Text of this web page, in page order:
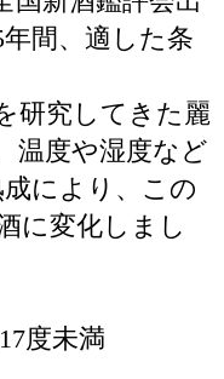
間、適した条
研究してきた麗
温度や湿度など
により、この
に変化しまし
度未満